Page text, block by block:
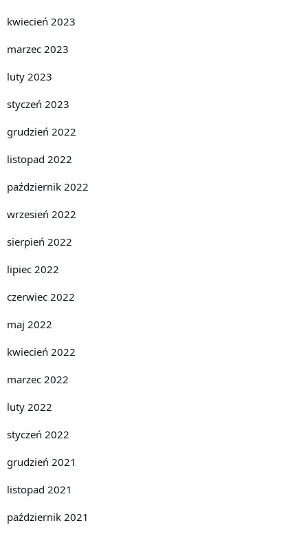
kwiecień 2023
marzec 2023
luty 2023
styczeń 2023
grudzień 2022
listopad 2022
październik 2022
wrzesień 2022
sierpień 2022
lipiec 2022
czerwiec 2022
maj 2022
kwiecień 2022
marzec 2022
luty 2022
styczeń 2022
grudzień 2021
listopad 2021
październik 2021